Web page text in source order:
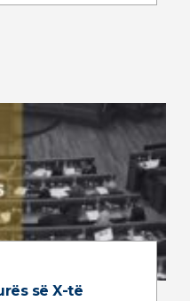
së X-të